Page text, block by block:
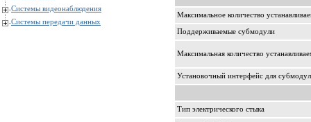
Системы видеонаблюдения
Системы передачи данных
Максимальное количество
Поддерживаемые субмодули
Максимальная количество
Установочный интерфейс для
Тип электрического стыка